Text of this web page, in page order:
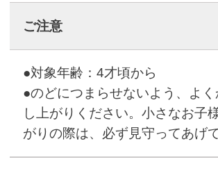
ご注意
●対象年齢：4才頃から
●のどにつまらせないよう、よ
し上がりください。小さなお子
がりの際は、必ず見守ってあげ